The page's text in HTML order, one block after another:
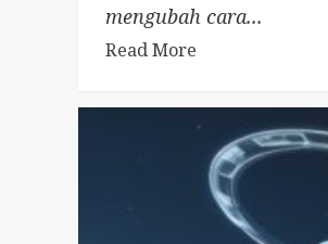
mengubah cara...
Read More